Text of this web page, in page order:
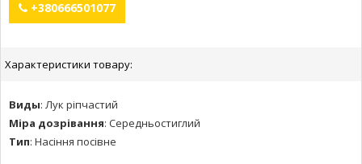
+380666501077
Характеристики товару:
Виды: Лук ріпчастий
Міра дозрівання: Середньостиглий
Тип: Насіння посівне